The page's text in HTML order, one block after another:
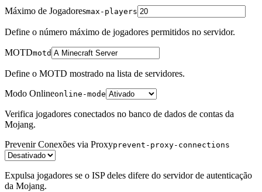
Máximo de Jogadoresmax-players
Define o número máximo de jogadores permitidos no servidor.
MOTDmotd
Define o MOTD mostrado na lista de servidores.
Modo Onlineonline-mode
Verifica jogadores conectados no banco de dados de contas da
Mojang.
Prevenir Conexões via Proxyprevent-proxy-connections
Expulsa jogadores se o ISP deles difere do servidor de autenticação
da Mojang.